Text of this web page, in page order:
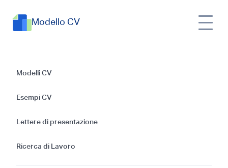
Modello CV
Modelli CV
Esempi CV
Lettere di presentazione
Ricerca di Lavoro
Guida alla scrittura
di un CV efficace
per la Gestione della
Proprietà